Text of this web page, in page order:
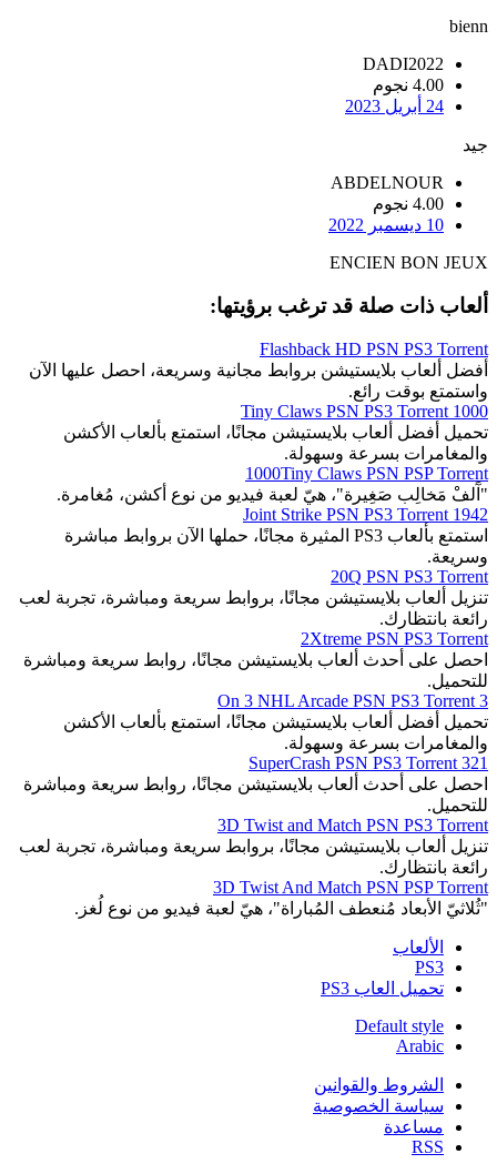
bienn
DADI2022
4.00 نجوم
24 أبريل 2023
جيد
ABDELNOUR
4.00 نجوم
10 ديسمبر 2022
ENCIEN BON JEUX
ألعاب ذات صلة قد ترغب برؤيتها:
Flashback HD PSN PS3 Torrent
أفضل ألعاب بلايستيشن بروابط مجانية وسريعة، احصل عليها الآن
واستمتع بوقت رائع.
1000 Tiny Claws PSN PS3 Torrent
تحميل أفضل ألعاب بلايستيشن مجانًا، استمتع بألعاب الأكشن
والمغامرات بسرعة وسهولة.
1000Tiny Claws PSN PSP Torrent
"آَلفْ مَخالِب صَغِيرة"، هيّ لعبة فيديو من نوع أكشن، مُغامرة.
1942 Joint Strike PSN PS3 Torrent
استمتع بألعاب PS3 المثيرة مجانًا، حملها الآن بروابط مباشرة
وسريعة.
20Q PSN PS3 Torrent
تنزيل ألعاب بلايستيشن مجانًا، بروابط سريعة ومباشرة، تجربة لعب
رائعة بانتظارك.
2Xtreme PSN PS3 Torrent
احصل على أحدث ألعاب بلايستيشن مجانًا، روابط سريعة ومباشرة
للتحميل.
3 On 3 NHL Arcade PSN PS3 Torrent
تحميل أفضل ألعاب بلايستيشن مجانًا، استمتع بألعاب الأكشن
والمغامرات بسرعة وسهولة.
321 SuperCrash PSN PS3 Torrent
احصل على أحدث ألعاب بلايستيشن مجانًا، روابط سريعة ومباشرة
للتحميل.
3D Twist and Match PSN PS3 Torrent
تنزيل ألعاب بلايستيشن مجانًا، بروابط سريعة ومباشرة، تجربة لعب
رائعة بانتظارك.
3D Twist And Match PSN PSP Torrent
"ثُلاثيّ الأبعاد مُنعطف المُباراة"، هيّ لعبة فيديو من نوع لُغز.
الألعاب
PS3
تحميل العاب PS3
Default style
Arabic
الشروط والقوانين
سياسة الخصوصية
مساعدة
RSS